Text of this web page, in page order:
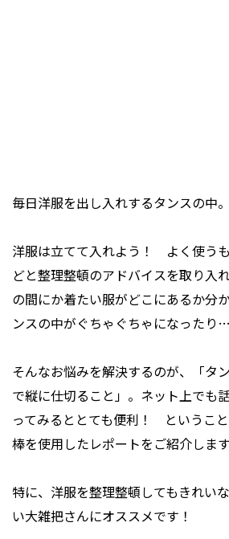
毎日洋服を出し入れするタンスの中。
洋服は立てて入れよう！ よく使う
どと整理整頓のアドバイスを取り入
の間にか着たい服がどこにあるか分
ンスの中がぐちゃぐちゃになったり
そんなお悩みを解決するのが、「タ
で縦に仕切ること」。ネット上でも
ってみるととても便利！ というこ
棒を使用したレポートをご紹介します
特に、洋服を整理整頓してもきれい
い大雑把さんにオススメです！